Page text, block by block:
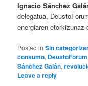
Ignacio Sánchez
delegatua,
energiaren etorkizunaz
Posted in Sin
consumo, DeustoForum
Sánchez Galán,
Leave a reply